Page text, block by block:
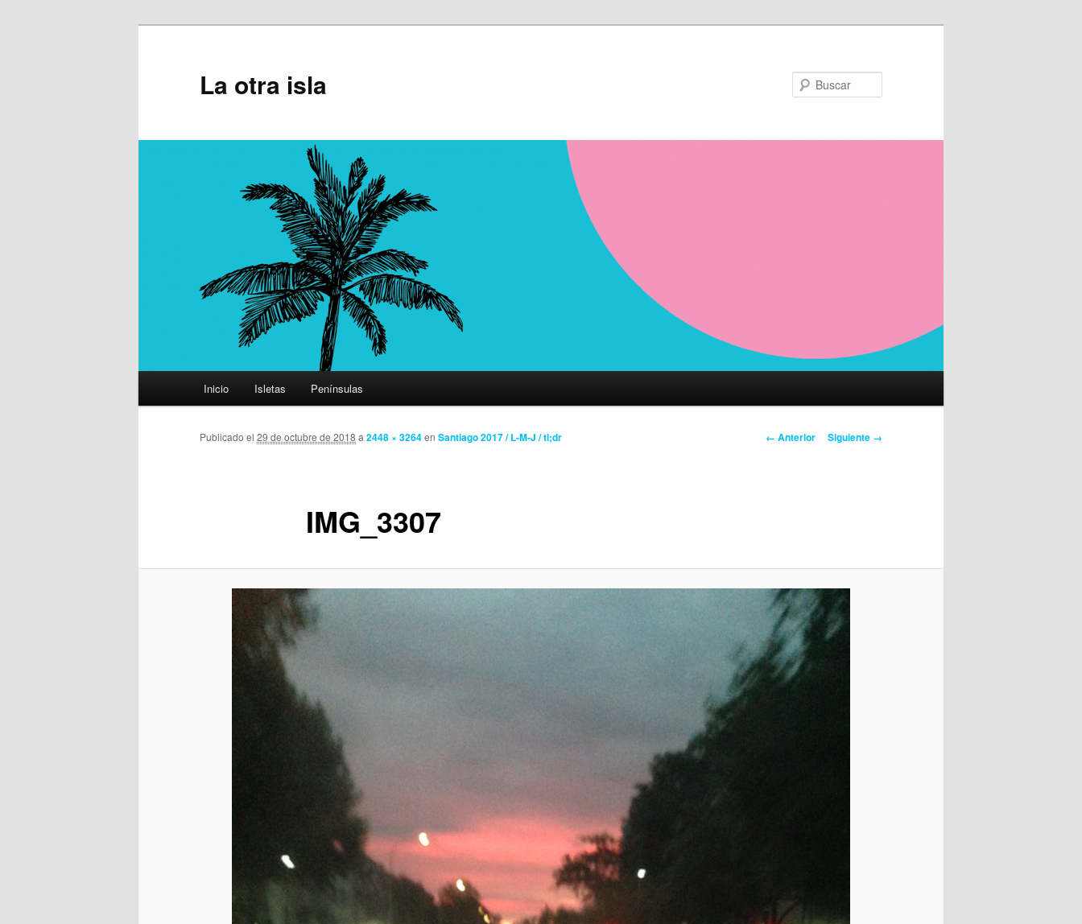
La otra isla
Inicio Isletas Penínsulas
Navegador
← Anterior Siguiente →
IMG_3307
Publicado el 29 de octubre de 2018 a2448 × 3264en Santiago 2017 / L-M-J / tl;dr